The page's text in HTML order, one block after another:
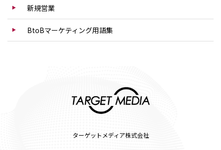
新規営業
BtoBマーケティング用語集
ターゲットメディア株式会社